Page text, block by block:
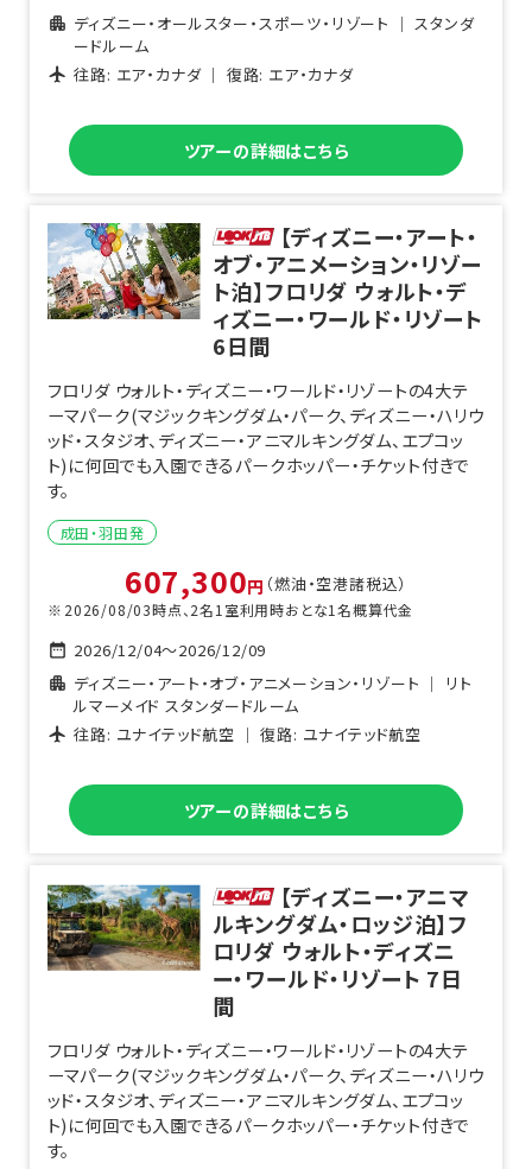
ディズニー・オールスター・スポーツ・リゾート
｜スタンダ
ードルーム
往路: エア・カナダ｜ 復路: エア・カナダ
ツアーの詳細はこちら
【ディズニー・アート・
オブ・アニメーション・リゾー
ト泊】フロリダ ウォルト・デ
ィズニー・ワールド・リゾート
6日間
フロリダ ウォルト・ディズニー・ワールド・リゾートの4大テ
ーマパーク(マジックキングダム・パーク、ディズニー・ハリウ
ッド・スタジオ、ディズニー・アニマルキングダム、エプコッ
ト)に何回でも入園できるパークホッパー・チケット付きで
す。
成田・羽田発
607,300円 （燃油・空港諸税込）
2026/08/03時点、 2名1室利用時おとな1名概算代金
2026/12/04～2026/12/09
ディズニー・アート・オブ・アニメーション・リゾート ｜
リト
ルマーメイド スタンダードルーム
往路: ユナイテッド航空 ｜ 復路: ユナイテッド航空
ツアーの詳細はこちら
【ディズニー・アニマ
ルキングダム・ロッジ泊】フ
ロリダ ウォルト・ディズニ
ー・ワールド・リゾート 7日
間
フロリダ ウォルト・ディズニー・ワールド・リゾートの4大テ
ーマパーク(マジックキングダム・パーク、ディズニー・ハリウ
ッド・スタジオ、ディズニー・アニマルキングダム、エプコッ
ト)に何回でも入園できるパークホッパー・チケット付きで
す。